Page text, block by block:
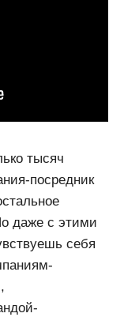
тысяч
посредник
даже с этими
себя